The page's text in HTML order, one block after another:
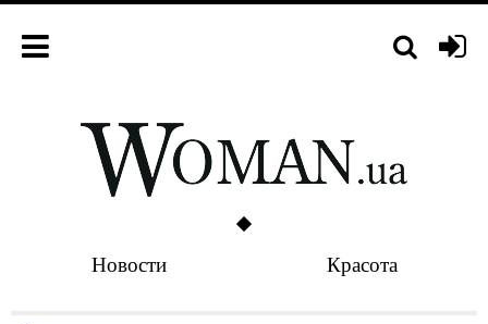
Новости Красота